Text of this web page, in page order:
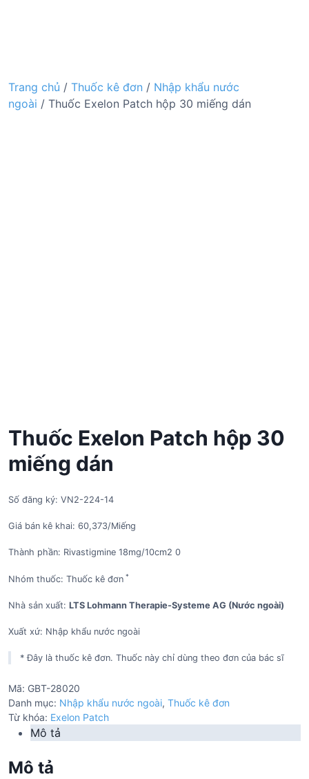
Trang chủ / Thuốc kê đơn / Nhập khẩu nước
ngoài / Thuốc Exelon Patch hộp 30 miếng dán
Thuốc Exelon Patch hộp 30
miếng dán
Số đăng ký: VN2-224-14
Giá bán kê khai: 60,373/Miếng
Thành phần: Rivastigmine 18mg/10cm2 0
Nhóm thuốc: Thuốc kê đơn *
Nhà sản xuất: LTS Lohmann Therapie-Systeme AG (Nước ngoài)
Xuất xứ: Nhập khẩu nước ngoài
* Đây là thuốc kê đơn. Thuốc này chỉ dùng theo đơn của bác sĩ
Mã: GBT-28020
Danh mục: Nhập khẩu nước ngoài, Thuốc kê đơn
Từ khóa: Exelon Patch
Mô tả
Mô tả